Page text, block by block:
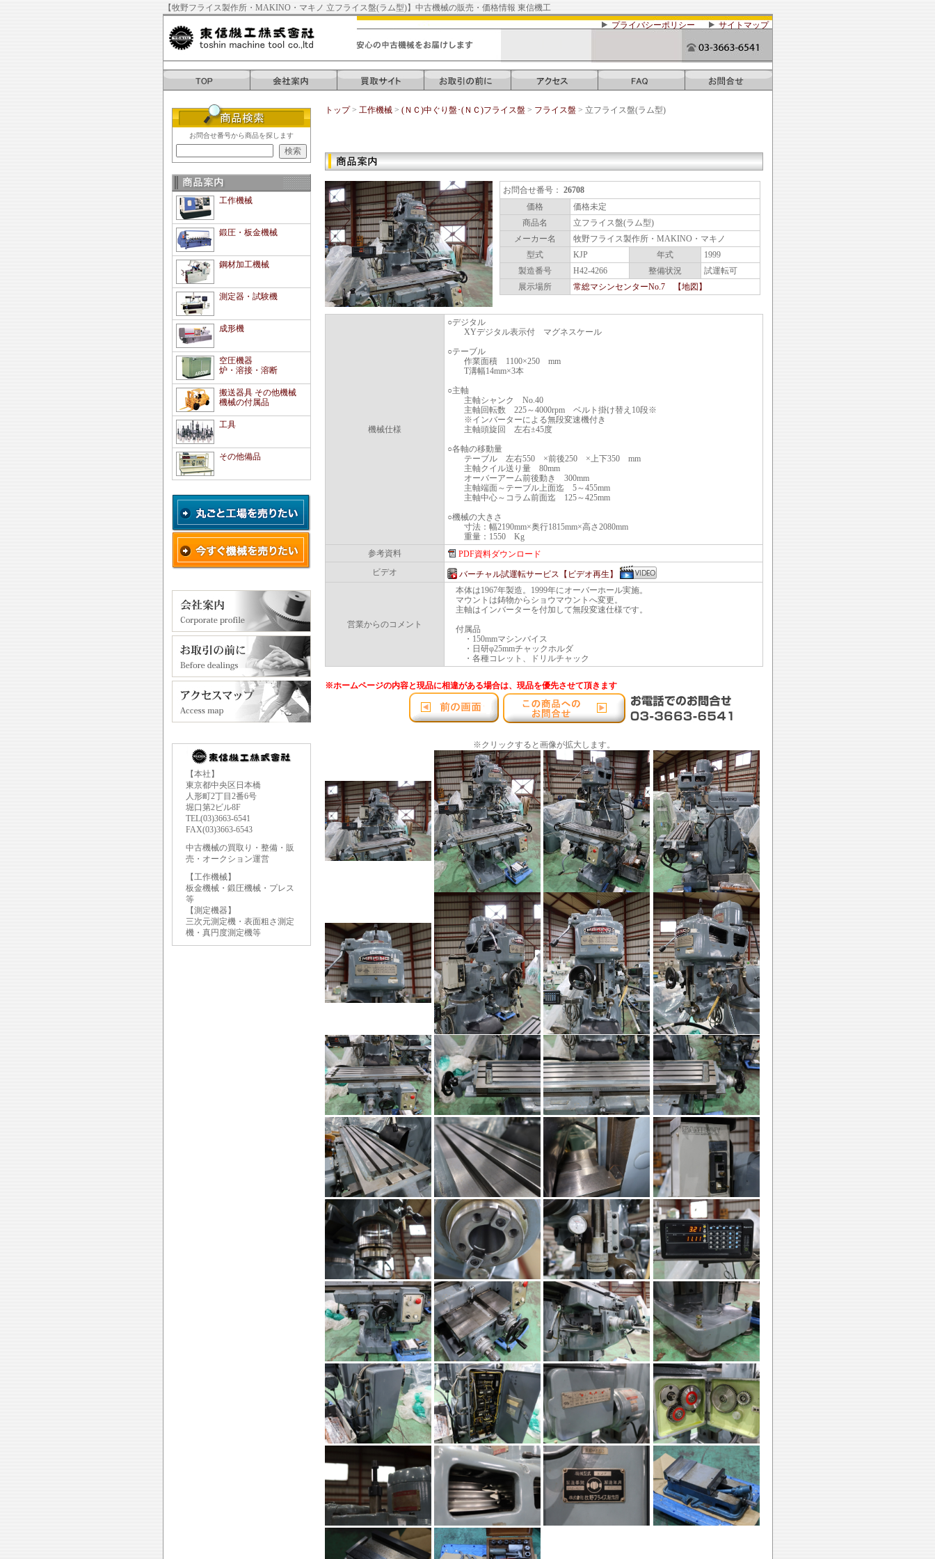
【牧野フライス製作所・MAKINO・マキノ 立フライス盤(ラム型)】中古機械の販売・価格情報 東信機工
プライバシーポリシー
サイトマップ
お問合せ番号から商品を探します
工作機械
鍛圧・板金機械
鋼材加工機械
測定器・試験機
成形機
空圧機器
炉・溶接・溶断
搬送器具 その他機械
機械の付属品
工具
その他備品
【本社】
東京都中央区日本橋
人形町2丁目2番6号
堀口第2ビル8F
TEL(03)3663-6541
FAX(03)3663-6543
中古機械の買取り・整備・販
売・オークション運営
【工作機械】
板金機械・鍛圧機械・プレス
等
【測定機器】
三次元測定機・表面粗さ測定
機・真円度測定機等
トップ> 工作機械 > (ＮＣ)中ぐり盤･(ＮＣ)フライス盤 > フライス盤 > 立フライス盤(ラム型)
お問合せ番号： 26708
価格
価格未定
商品名
立フライス盤(ラム型)
メーカー名
牧野フライス製作所・MAKINO・マキノ
型式
KJP 年式
1999
製造番号
H42-4266 整備状況
試運転可
展示場所
常総マシンセンターNo.7 【地図】
機械仕様
○デジタル
XYデジタル表示付 マグネスケール
○テーブル
作業面積 1100×250 mm
T溝幅14mm×3本
○主軸
主軸シャンク No.40
主軸回転数 225～4000rpm ベルト掛け替え10段※
※インバーターによる無段変速機付き
主軸頭旋回 左右±45度
○各軸の移動量
テーブル 左右550 ×前後250 ×上下350 mm
主軸クイル送り量 80mm
オーバーアーム前後動き 300mm
主軸端面～テーブル上面迄 5～455mm
主軸中心～コラム前面迄 125～425mm
○機械の大きさ
寸法：幅2190mm×奥行1815mm×高さ2080mm
重量：1550 Kg
参考資料
PDF資料ダウンロード
ビデオ
バーチャル試運転サービス【ビデオ再生】
営業からのコメント
本体は1967年製造。1999年にオーバーホール実施。
マウントは鋳物からショウマウントへ変更。
主軸はインバーターを付加して無段変速仕様です。
付属品
・150mmマシンバイス
・日研φ25mmチャックホルダ
・各種コレット、ドリルチャック
※ホームページの内容と現品に相違がある場合は、現品を優先させて頂きます
※クリックすると画像が拡大します。